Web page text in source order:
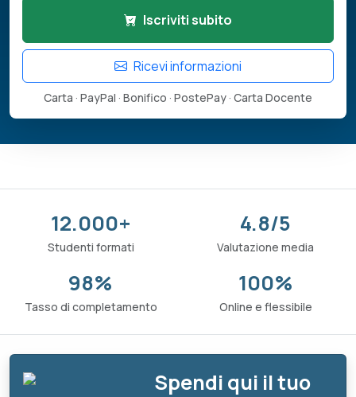
Iscriviti subito
Ricevi informazioni
Carta · PayPal · Bonifico · PostePay · Carta Docente
12.000+
Studenti formati
4.8/5
Valutazione media
98%
Tasso di completamento
100%
Online e flessibile
Spendi qui il tuo